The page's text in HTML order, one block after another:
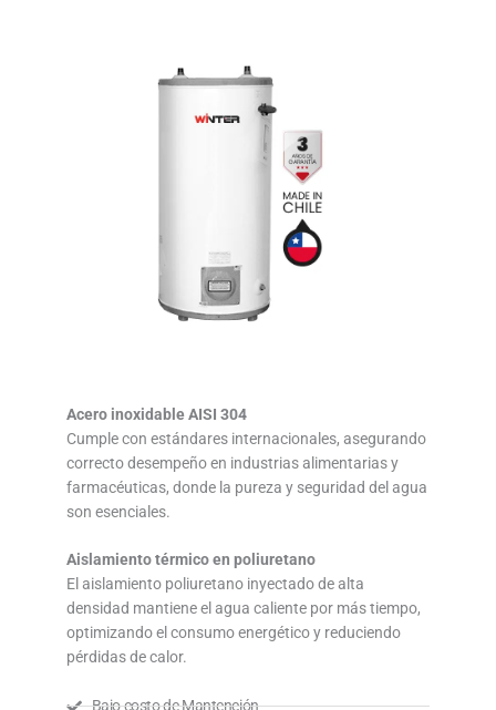
Acero inoxidable AISI 304
Cumple con estándares internacionales, asegurando
correcto desempeño en industrias alimentarias y
farmacéuticas, donde la pureza y seguridad del agua
son esenciales.
Aislamiento térmico en poliuretano
El aislamiento poliuretano inyectado de alta
densidad mantiene el agua caliente por más tiempo,
optimizando el consumo energético y reduciendo
pérdidas de calor.
Bajo costo de Mantención